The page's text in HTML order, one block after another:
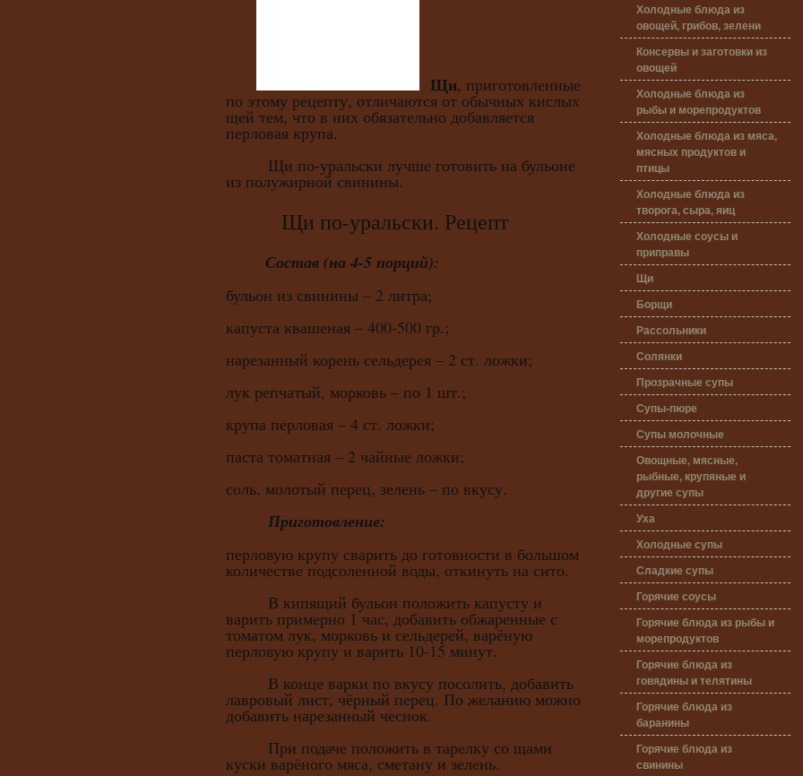
Щи, приготовленные
по этому рецепту, отличаются от обычных кислых
щей тем, что в них обязательно добавляется
перловая крупа.
Щи по-уральски лучше готовить на бульоне
из полужирной свинины.
Щи по-уральски. Рецепт
Состав (на 4-5 порций):
бульон из свинины – 2 литра;
капуста квашеная – 400-500 гр.;
нарезанный корень сельдерея – 2 ст. ложки;
лук репчатый, морковь – по 1 шт.;
крупа перловая – 4 ст. ложки;
паста томатная – 2 чайные ложки;
соль, молотый перец, зелень – по вкусу.
Приготовление:
перловую крупу сварить до готовности в большом
количестве подсоленной воды, откинуть на сито.
В кипящий бульон положить капусту и
варить примерно 1 час, добавить обжаренные с
томатом лук, морковь и сельдерей, варёную
перловую крупу и варить 10-15 минут.
В конце варки по вкусу посолить, добавить
лавровый лист, чёрный перец. По желанию можно
добавить нарезанный чеснок.
При подаче положить в тарелку со щами
куски варёного мяса, сметану и зелень.
Холодные блюда из
овощей, грибов, зелени
Консервы и заготовки из
овощей
Холодные блюда из
рыбы и морепродуктов
Холодные блюда из мяса,
мясных продуктов и
птицы
Холодные блюда из
творога, сыра, яиц
Холодные соусы и
приправы
Щи
Борщи
Рассольники
Солянки
Прозрачные супы
Супы-пюре
Супы молочные
Овощные, мясные,
рыбные, крупяные и
другие супы
Уха
Холодные супы
Сладкие супы
Горячие соусы
Горячие блюда из рыбы и
морепродуктов
Горячие блюда из
говядины и телятины
Горячие блюда из
баранины
Горячие блюда из
свинины